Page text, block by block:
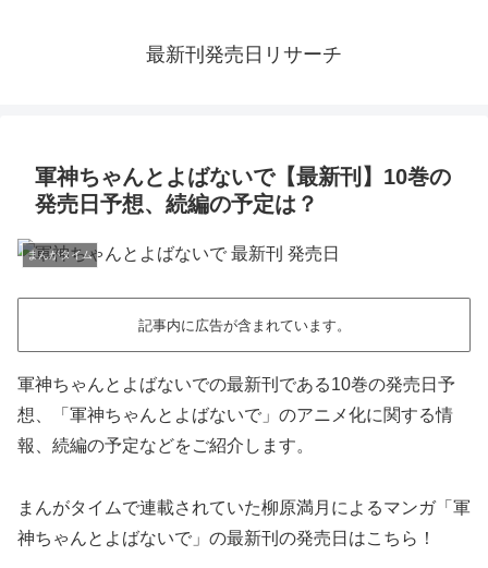
最新刊発売日リサーチ
軍神ちゃんとよばないで【最新刊】10巻の
発売日予想、続編の予定は？
まんがタイム
記事内に広告が含まれています。
軍神ちゃんとよばないでの最新刊である10巻の発売日予
想、「軍神ちゃんとよばないで」のアニメ化に関する情
報、続編の予定などをご紹介します。
まんがタイムで連載されていた柳原満月によるマンガ「軍
神ちゃんとよばないで」の最新刊の発売日はこちら！